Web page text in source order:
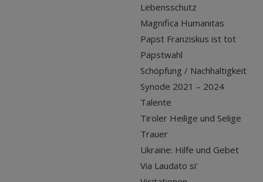
Lebensschutz
Magnifica Humanitas
Papst Franziskus ist tot
Papstwahl
Schöpfung / Nachhaltigkeit
Synode 2021 – 2024
Talente
Tiroler Heilige und Selige
Trauer
Ukraine: Hilfe und Gebet
Via Laudato si'